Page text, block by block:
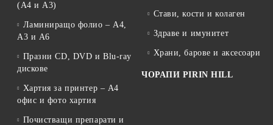
(A4 и A3)
Ламиниращо фолио – A4,
A3 и A6
Празни CD, DVD и Blu-ray
дискове
Хартия за принтер – A4
офис и фото хартия
Почистващи препарати и
Стави, кости и колаген
Здраве и имунитет
Храни, барове и аксесоари
ЧОРАПИ PIRIN HILL